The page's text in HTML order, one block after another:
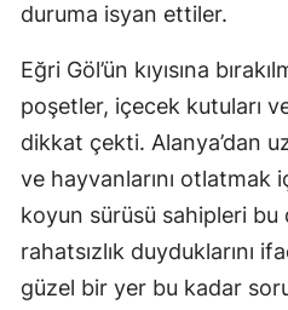
duruma isyan ettiler.
Eğri Göl’ün kıyısına
poşetler, içecek kutuları
dikkat çekti. Alanya’dan
ve hayvanlarını otlatmak
koyun sürüsü sahipleri
rahatsızlık duyduklarını
güzel bir yer bu kadar